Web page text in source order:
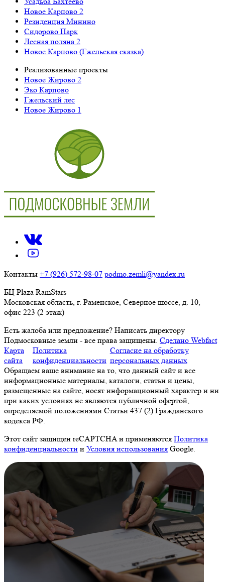
Новое Карпово 2
Резиденция Минино
Сидорово Парк
Лесная поляна 2
Новое Карпово (Гжельская сказка)
Реализованные проекты
Новое Жирово 2
Эко Карпово
Гжельский лес
Новое Жирово 1
Контакты +7 (926) 572-98-07 podmo.zemli@yandex.ru
БЦ Plaza RamStars
Московская область, г. Раменское, Северное шоссе, д. 10,
офис 223 (2 этаж)
Есть жалоба или предложение? Написать директору
Подмосковные земли - все права защищены. Сделано Webfact
Карта
сайта
Политика
конфиденциальности
Согласие на обработку
персональных данных
Обращаем ваше внимание на то, что данный сайт и все
информационные материалы, каталоги, статьи и цены,
размещенные на сайте, носят информационный характер и ни
при каких условиях не являются публичной офертой,
определяемой положениями Статьи 437 (2) Гражданского
кодекса РФ.
Этот сайт защищен reCAPTCHA и применяются Политика
конфиденциальности и Условия использования Google.